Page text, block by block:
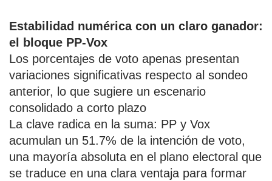
Estabilidad numérica con un claro ganador:
el bloque PP-Vox
Los porcentajes de voto apenas presentan
variaciones significativas respecto al sondeo
anterior, lo que sugiere un escenario
consolidado a corto plazo
La clave radica en la suma: PP y Vox
acumulan un 51.7% de la intención de voto,
una mayoría absoluta en el plano electoral que
se traduce en una clara ventaja para formar